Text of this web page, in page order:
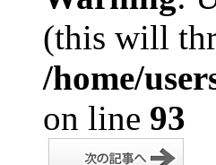
(this will
/home/
on line 93